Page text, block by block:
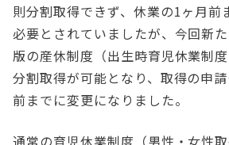
則分割取得できず、休業の1ヶ月前
必要とされていましたが、今回新
版の産休制度（出生時育児休業制
分割取得が可能となり、取得の申
前までに変更になりました。
通常の育児休業制度（男性・女性